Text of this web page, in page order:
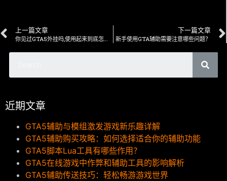
上一篇文章 下一篇文章
新手使用GTA辅助需要注意哪些问题？
近期文章
GTA5辅助与模组激发游戏新乐趣详解
GTA5辅助购买攻略：如何选择适合你的辅助功能
GTA5脚本Lua工具有哪些作用？
GTA5在线游戏中作弊和辅助工具的影响解析
GTA5辅助传送技巧：轻松畅游游戏世界